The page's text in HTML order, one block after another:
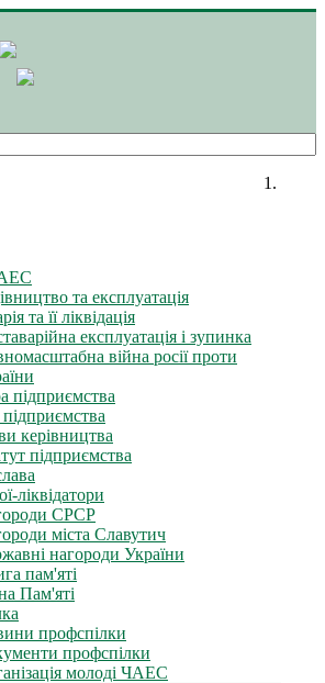
та експлуатація
та її ліквідація
експлуатація і зупинка
війна росії проти
підприємства
керівництва
підприємства
ліквідатори
СРСР
міста Славутич
нагороди України
пам'яті
Пам'яті
профспілки
профспілки
молоді ЧАЕС